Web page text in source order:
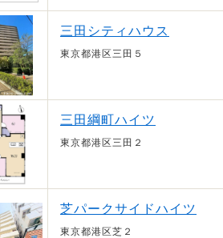
三田シティハウス
東京都港区三田５
三田綱町ハイツ
東京都港区三田２
芝パークサイドハイツ
東京都港区芝２